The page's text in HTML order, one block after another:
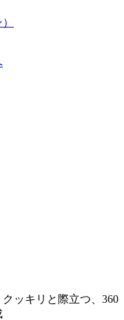
ッキリと際立つ、360